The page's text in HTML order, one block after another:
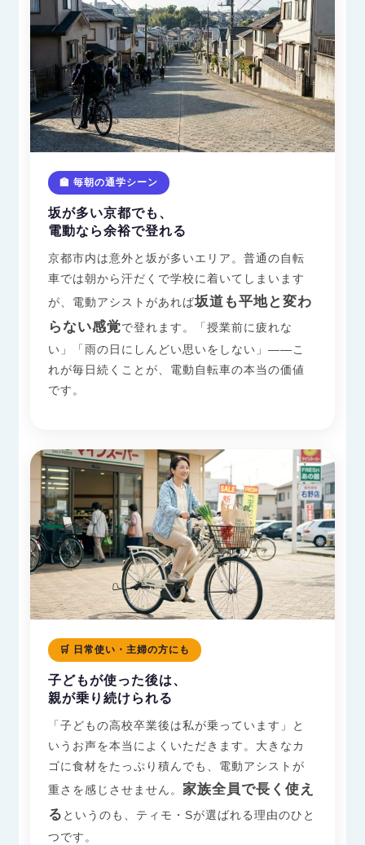
🏫 毎朝の通学シーン
坂が多い京都でも、
電動なら余裕で登れる
京都市内は意外と坂が多いエリア。普通の自転
車では朝から汗だくで学校に着いてしまいます
が、電動アシストがあれば坂道も平地と変わ
らない感覚で登れます。「授業前に疲れな
い」「雨の日にしんどい思いをしない」——こ
れが毎日続くことが、電動自転車の本当の価値
です。
🛒 日常使い・主婦の方にも
子どもが使った後は、
親が乗り続けられる
「子どもの高校卒業後は私が乗っています」と
いうお声を本当によくいただきます。大きなカ
ゴに食材をたっぷり積んでも、電動アシストが
重さを感じさせません。家族全員で長く使え
る というのも、ティモ・Sが選ばれる理由のひと
つです。